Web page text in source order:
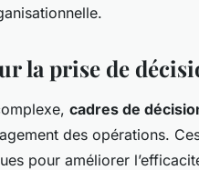
la prise de
cadres de
des opérations.
pour améliorer